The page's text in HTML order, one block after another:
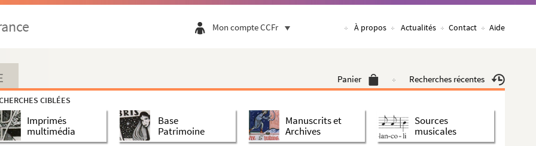
Mon compte CCFr À propos Actualités Contact Aide
Panier Recherches récentes
CIBLÉES
Imprimés
multimédia
Base
Patrimoine
Manuscrits et
Archives
Sources
musicales